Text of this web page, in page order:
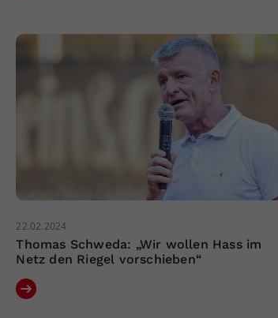
22.02.2024
Thomas Schweda: „Wir wollen Hass im
Netz den Riegel vorschieben“